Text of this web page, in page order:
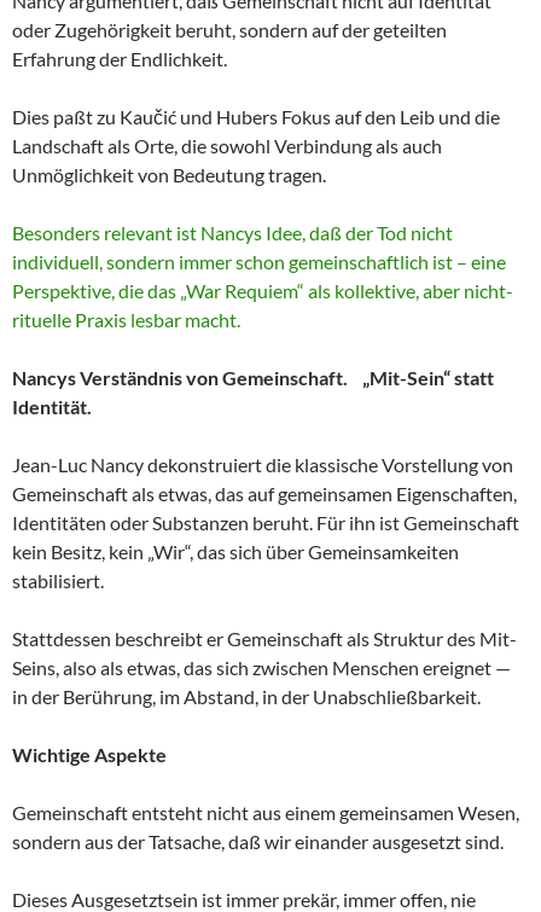
oder Zugehörigkeit beruht, sondern auf der geteilten
Erfahrung der Endlichkeit.
Dies paßt zu Kaučić und Hubers Fokus auf den Leib und die
Landschaft als Orte, die sowohl Verbindung als auch
Unmöglichkeit von Bedeutung tragen.
Besonders relevant ist Nancys Idee, daß der Tod nicht
individuell, sondern immer schon gemeinschaftlich ist – eine
Perspektive, die das „War Requiem“ als kollektive, aber nicht-
rituelle Praxis lesbar macht.
Nancys Verständnis von Gemeinschaft. „Mit-Sein“ statt
Identität.
Jean-Luc Nancy dekonstruiert die klassische Vorstellung von
Gemeinschaft als etwas, das auf gemeinsamen Eigenschaften,
Identitäten oder Substanzen beruht. Für ihn ist Gemeinschaft
kein Besitz, kein „Wir“, das sich über Gemeinsamkeiten
stabilisiert.
Stattdessen beschreibt er Gemeinschaft als Struktur des Mit-
Seins, also als etwas, das sich zwischen Menschen ereignet —
in der Berührung, im Abstand, in der Unabschließbarkeit.
Wichtige Aspekte
Gemeinschaft entsteht nicht aus einem gemeinsamen Wesen,
sondern aus der Tatsache, daß wir einander ausgesetzt sind.
Dieses Ausgesetztsein ist immer prekär, immer offen, nie